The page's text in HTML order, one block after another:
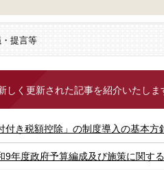
提言等
しく更新された記事を紹介いたしま
付き税額控除」の制度導入の基本方
9年度政府予算編成及び施策に関す